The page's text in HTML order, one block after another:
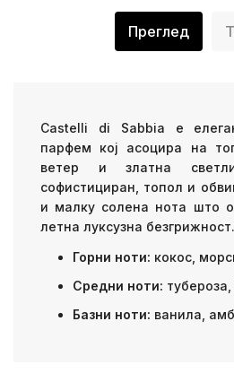
Преглед
Castelli di Sabbia е
парфем кој асоцира на
ветер и златна
софистициран, топол и
и малку солена нота што
летна луксузна безгрижност.
Горни ноти: кокос,
Средни ноти:
Базни ноти: ванила,